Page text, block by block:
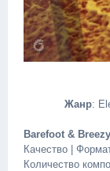
Жанр:
Barefoot &
Качество |
Количество